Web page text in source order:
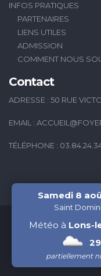
INFOS PRATIQUES
PARTENAIRES
LIENS UTILES
ADMISSION
COMMENT NOUS
Contact
ADRESSE : 50 RUE
EMAIL :
TÉLÉPHONE :
2026 © FOYER LE
Samedi 8
Saint
Météo à Lons-
partiellement